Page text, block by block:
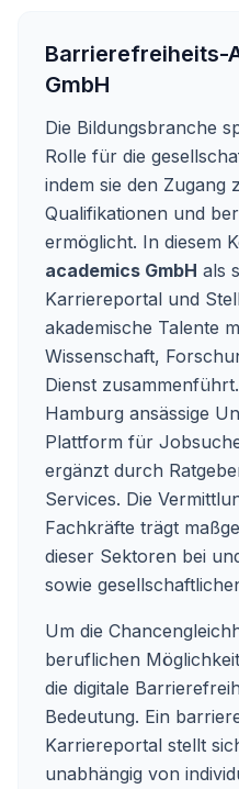
Barrierefreiheits-
GmbH
Die Bildungsbranche
Rolle für die
indem sie den Zugang
Qualifikationen und
ermöglicht. In diesem
academics GmbH als
Karriereportal und
akademische Talente
Wissenschaft,
Dienst
Hamburg ansässige
Plattform für
ergänzt durch
Services. Die
Fachkräfte trägt
dieser Sektoren bei
sowie
Um die
beruflichen
die digitale
Bedeutung. Ein
Karriereportal stellt
unabhängig von